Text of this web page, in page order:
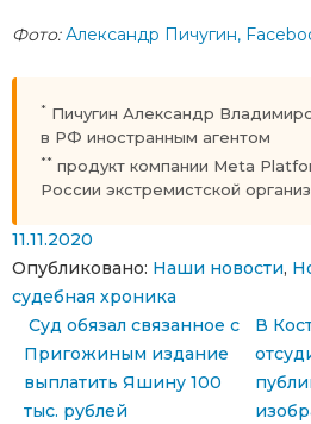
Фото:Александр Пичугин,
* Пичугин Александр
в РФ иностранным агентом
** продукт компании Meta
России экстремистской
11.11.2020
Опубликовано: Наши новости,
судебная хроника
Навигация по
Суд обязал связанное с
Пригожиным издание
выплатить Яшину 100
тыс. рублей
В